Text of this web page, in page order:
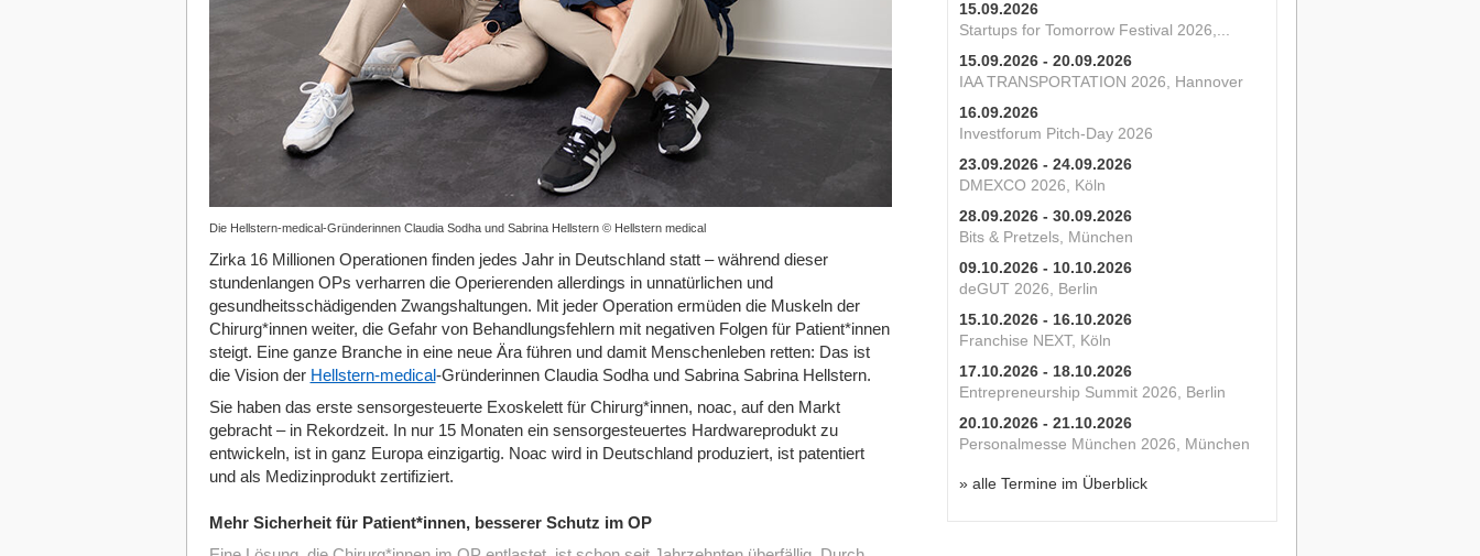
15.09.2026
Startups for Tomorrow Festival 2026,...
15.09.2026 - 20.09.2026
IAA TRANSPORTATION 2026, Hannover
16.09.2026
Investforum Pitch-Day 2026
23.09.2026 - 24.09.2026
DMEXCO 2026, Köln
28.09.2026 - 30.09.2026
Bits & Pretzels, München
09.10.2026 - 10.10.2026
deGUT 2026, Berlin
15.10.2026 - 16.10.2026
Franchise NEXT, Köln
17.10.2026 - 18.10.2026
Entrepreneurship Summit 2026, Berlin
20.10.2026 - 21.10.2026
Personalmesse München 2026, München
» alle Termine im Überblick
Die Hellstern-medical-Gründerinnen Claudia Sodha und Sabrina Hellstern © Hellstern medical
Zirka 16 Millionen Operationen finden jedes Jahr in Deutschland statt – während dieser
stundenlangen OPs verharren die Operierenden allerdings in unnatürlichen und
gesundheitsschädigenden Zwangshaltungen. Mit jeder Operation ermüden die Muskeln der
Chirurg*innen weiter, die Gefahr von Behandlungsfehlern mit negativen Folgen für Patient*innen
steigt. Eine ganze Branche in eine neue Ära führen und damit Menschenleben retten: Das ist
die Vision der Hellstern-medical-Gründerinnen Claudia Sodha und Sabrina Sabrina Hellstern.
Sie haben das erste sensorgesteuerte Exoskelett für Chirurg*innen, noac, auf den Markt
gebracht – in Rekordzeit. In nur 15 Monaten ein sensorgesteuertes Hardwareprodukt zu
entwickeln, ist in ganz Europa einzigartig. Noac wird in Deutschland produziert, ist patentiert
und als Medizinprodukt zertifiziert.
Mehr Sicherheit für Patient*innen, besserer Schutz im OP